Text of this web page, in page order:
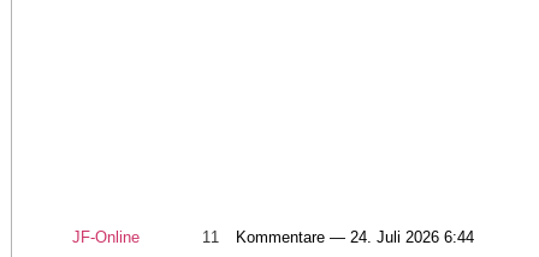
JF-Online 11 Kommentare — 24. Juli 2026 6:44